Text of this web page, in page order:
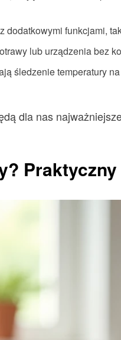
dodatkowymi funkcjami,
lub urządzenia bez
śledzenie temperatury
dla nas